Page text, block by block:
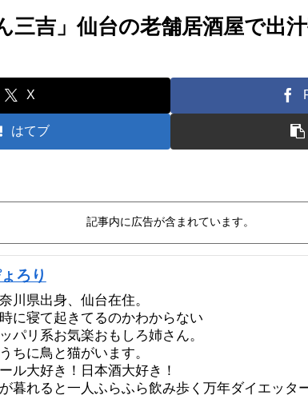
三吉」仙台の老舗居酒屋で出
X
はてブ
記事内に広告が含まれています。
ろり
川県出身、仙台在住。
に寝て起きてるのかわからない
パリ系お気楽おもしろ姉さん。
ちに鳥と猫がいます。
ル大好き！日本酒大好き！
暮れると一人ふらふら飲み歩く万年ダイエッター